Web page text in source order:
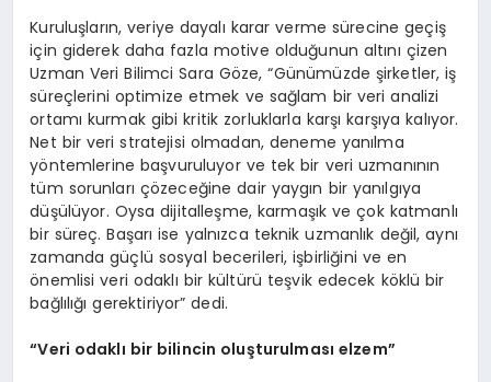
Kuruluşların, veriye dayalı karar verme sürecine geçiş
için giderek daha fazla motive olduğunun altını çizen
Uzman Veri Bilimci Sara Göze, “Günümüzde şirketler, iş
süreçlerini optimize etmek ve sağlam bir veri analizi
ortamı kurmak gibi kritik zorluklarla karşı karşıya kalıyor.
Net bir veri stratejisi olmadan, deneme yanılma
yöntemlerine başvuruluyor ve tek bir veri uzmanının
tüm sorunları çözeceğine dair yaygın bir yanılgıya
düşülüyor. Oysa dijitalleşme, karmaşık ve çok katmanlı
bir süreç. Başarı ise yalnızca teknik uzmanlık değil, aynı
zamanda güçlü sosyal becerileri, işbirliğini ve en
önemlisi veri odaklı bir kültürü teşvik edecek köklü bir
bağlılığı gerektiriyor” dedi.
“Veri odaklı bir bilincin oluşturulması elzem”